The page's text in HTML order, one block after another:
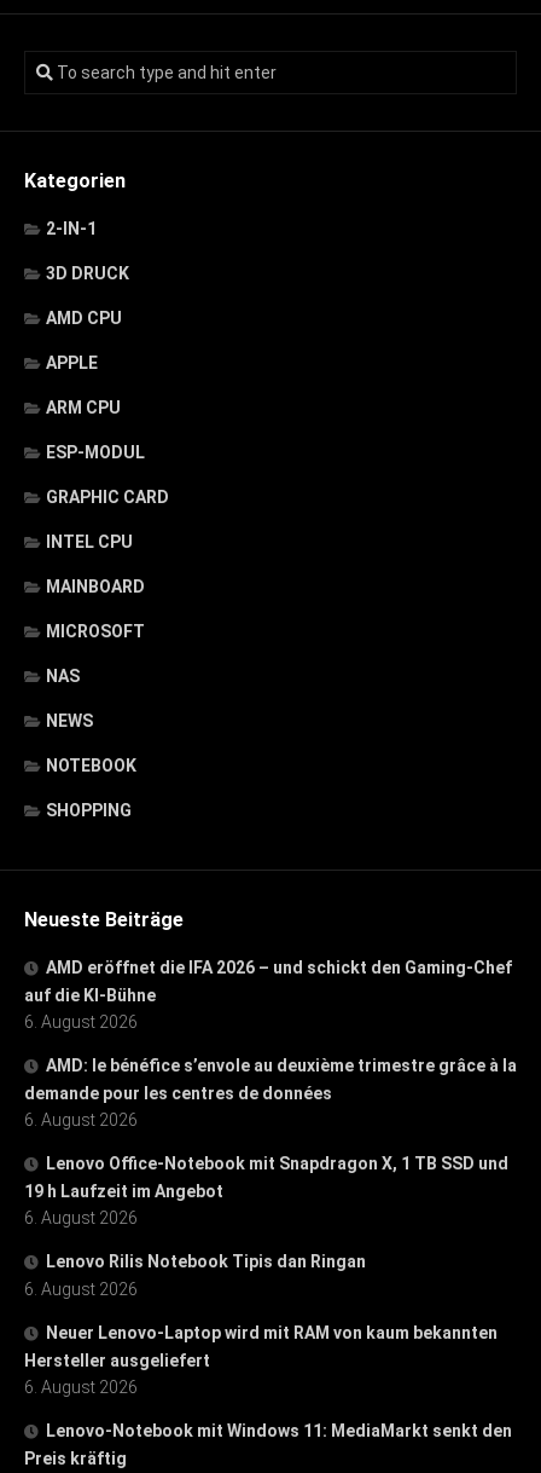
Kategorien
2-IN-1
3D DRUCK
AMD CPU
APPLE
ARM CPU
ESP-MODUL
GRAPHIC CARD
INTEL CPU
MAINBOARD
MICROSOFT
NAS
NEWS
NOTEBOOK
SHOPPING
Neueste Beiträge
AMD eröffnet die IFA 2026 – und schickt den Gaming-Chef
auf die KI-Bühne
6. August 2026
AMD: le bénéfice s’envole au deuxième trimestre grâce à la
demande pour les centres de données
6. August 2026
Lenovo Office-Notebook mit Snapdragon X, 1 TB SSD und
19 h Laufzeit im Angebot
6. August 2026
Lenovo Rilis Notebook Tipis dan Ringan
6. August 2026
Neuer Lenovo-Laptop wird mit RAM von kaum bekannten
Hersteller ausgeliefert
6. August 2026
Lenovo-Notebook mit Windows 11: MediaMarkt senkt den
Preis kräftig